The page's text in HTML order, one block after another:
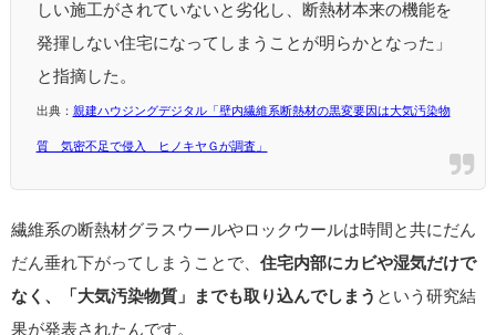
しい施工がされていないと劣化し、断熱材本来の機能を
発揮しない住宅になってしまうことが明らかとなった」
と指摘した。
出典： 親建ハウジングデジタル「壁内繊維系断熱材の黒変要因は大気汚染物
質 気密不足で侵入 ヒノキヤＧが調査」
繊維系の断熱材グラスウールやロックウールは時間と共にだん
だん垂れ下がってしまうことで、 住宅内部にカビや湿気だけで
なく、「大気汚染物質」までも取り込んでしまう という研究結
果が発表されたんです。